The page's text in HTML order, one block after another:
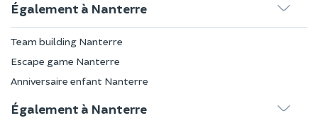
Également à Nanterre
Team building Nanterre
Escape game Nanterre
Anniversaire enfant Nanterre
Également à Nanterre